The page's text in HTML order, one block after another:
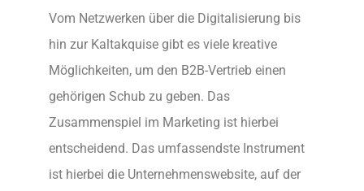
Vom Netzwerken über die Digitalisierung bis
hin zur Kaltakquise gibt es viele kreative
Möglichkeiten, um den B2B-Vertrieb einen
gehörigen Schub zu geben. Das
Zusammenspiel im Marketing ist hierbei
entscheidend. Das umfassendste Instrument
ist hierbei die Unternehmenswebsite, auf der